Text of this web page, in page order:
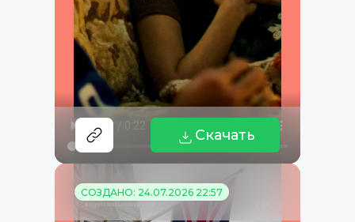
Скачать
СОЗДАНО: 24.07.2026 22:57